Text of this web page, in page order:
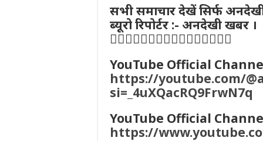
सभी समाचार देखें सिर्फ
ब्यूरो रिपोर्टर :- अनदेखी खबर ।
👇🏻👇🏻👇🏻👇🏻👇🏻👇🏻👇🏻👇🏻
YouTube Official
https://youtube.com/
si=_4uXQacRQ9FrwN7q
YouTube Official
https://